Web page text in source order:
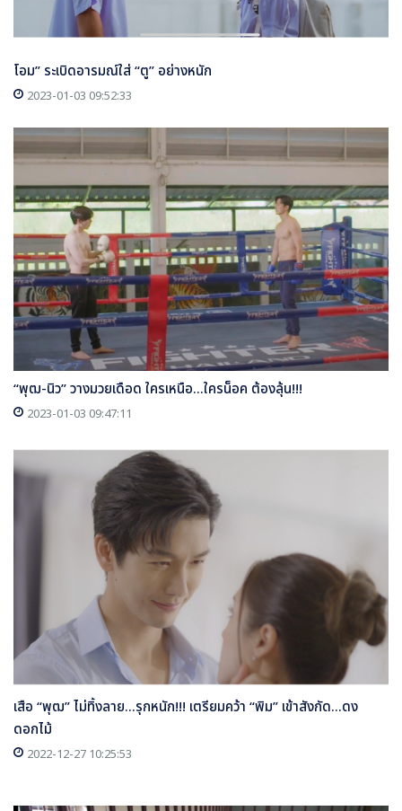
โอม” ระเบิดอารมณ์ใส่ “ตู” อย่างหนัก
2023-01-03 09:52:33
“พุฒ-นิว” วางมวยเดือด ใครเหนือ...ใครน็อค ต้องลุ้น!!!
2023-01-03 09:47:11
เสือ “พุฒ” ไม่ทิ้งลาย...รุกหนัก!!! เตรียมคว้า “พิม” เข้าสังกัด...ดง
ดอกไม้
2022-12-27 10:25:53